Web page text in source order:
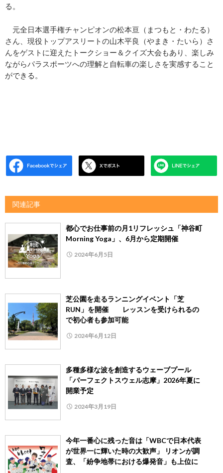
る。
元全日本選手権チャンピオンの松本亘（まつもと・わたる）
さん、現役トップアスリートの山木平良（やまき・たいら）さ
んをゲストに迎えたトークショー＆クイズ大会もあり、楽しみ
ながらパラスポーツへの理解と自転車の楽しさを実感すること
ができる。
関連記事
都心でお仕事前の月1リフレッシュ「神谷町
Morning Yoga」、6月から定期開催
2024年6月5日
芝公園を走るランニングイベント「芝
RUN」を開催 レッスンを受けられるの
で初心者も参加可能
2024年6月12日
多種多様な波を創造するウェーブプール
「パーフェクトスウェル志摩」2026年夏に
開業予定
2024年3月19日
今年一番心に残った音は「WBCで日本代表
が世界一に輝いた時の大歓声」 リオンが調
査、「紛争地帯における爆発音」も上位に